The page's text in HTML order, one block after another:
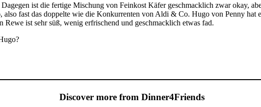
ist die fertige Mischung von Feinkost Käfer geschmacklich zwar okay,
fast das doppelte wie die Konkurrenten von Aldi & Co. Hugo von Penny hat
ist sehr süß, wenig erfrischend und geschmacklich etwas fad.
Discover more from Dinner4Friends